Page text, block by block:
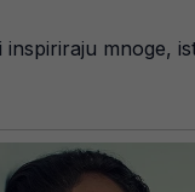
mnoge,